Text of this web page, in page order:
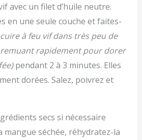
avec un filet d’huile neutre.
en une seule couche et faites-
à feu vif dans très peu de
rapidement pour dorer
pendant 2 à 3 minutes. Elles
dorées. Salez, poivrez et
secs si nécessaire
mangue séchée, réhydratez-la